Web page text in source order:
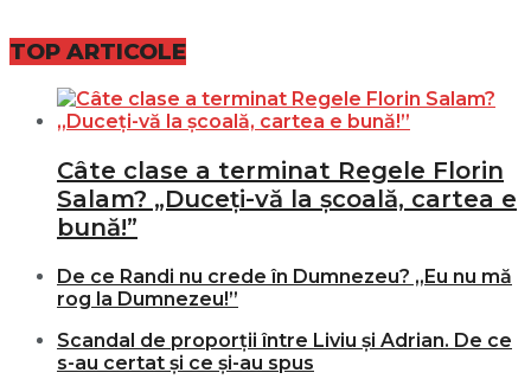
TOP ARTICOLE
Câte clase a terminat Regele Florin
Salam? „Duceți-vă la școală, cartea e
bună!”
De ce Randi nu crede în Dumnezeu? „Eu nu mă
rog la Dumnezeu!”
Scandal de proporții între Liviu și Adrian. De ce
s-au certat și ce și-au spus